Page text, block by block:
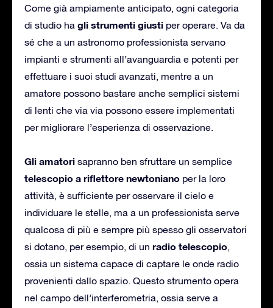
Come già ampiamente anticipato, ogni categoria
di studio ha gli strumenti giusti per operare. Va da
sé che a un astronomo professionista servano
impianti e strumenti all’avanguardia e potenti per
effettuare i suoi studi avanzati, mentre a un
amatore possono bastare anche semplici sistemi
di lenti che via via possono essere implementati
per migliorare l’esperienza di osservazione.
Gli amatori sapranno ben sfruttare un semplice
telescopio a riflettore newtoniano per la loro
attività, è sufficiente per osservare il cielo e
individuare le stelle, ma a un professionista serve
qualcosa di più e sempre più spesso gli osservatori
si dotano, per esempio, di un radio telescopio,
ossia un sistema capace di captare le onde radio
provenienti dallo spazio. Questo strumento opera
nel campo dell’interferometria, ossia serve a